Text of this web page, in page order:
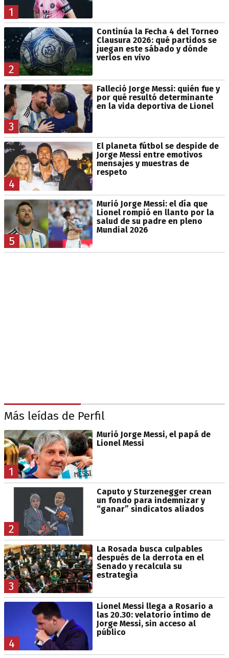
1
2
Continúa la Fecha 4 del Torneo
Clausura 2026: qué partidos se
juegan este sábado y dónde
verlos en vivo
3
Falleció Jorge Messi: quién fue y
por qué resultó determinante
en la vida deportiva de Lionel
4
El planeta fútbol se despide de
Jorge Messi entre emotivos
mensajes y muestras de
respeto
5
Murió Jorge Messi: el día que
Lionel rompió en llanto por la
salud de su padre en pleno
Mundial 2026
Más leídas de Perfil
1
Murió Jorge Messi, el papá de
Lionel Messi
2
Caputo y Sturzenegger crean
un fondo para indemnizar y
“ganar” sindicatos aliados
3
La Rosada busca culpables
después de la derrota en el
Senado y recalcula su
estrategia
4
Lionel Messi llega a Rosario a
las 20.30: velatorio íntimo de
Jorge Messi, sin acceso al
público